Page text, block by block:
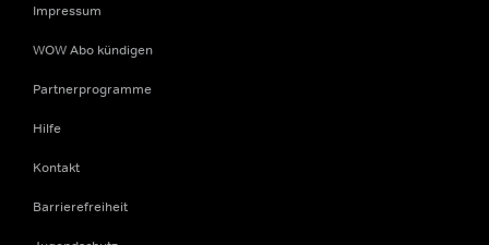
Impressum
WOW Abo kündigen
Partnerprogramme
Hilfe
Kontakt
Barrierefreiheit